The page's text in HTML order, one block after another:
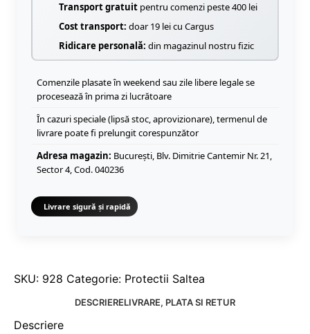
Transport gratuit pentru comenzi peste 400 lei
Cost transport: doar 19 lei cu Cargus
Ridicare personală: din magazinul nostru fizic
Comenzile plasate în weekend sau zile libere legale se
procesează în prima zi lucrătoare
În cazuri speciale (lipsă stoc, aprovizionare), termenul de
livrare poate fi prelungit corespunzător
Adresa magazin: București, Blv. Dimitrie Cantemir Nr. 21,
Sector 4, Cod. 040236
Livrare sigură și rapidă
SKU: 928 Categorie: Protectii Saltea
DESCRIERELIVRARE, PLATA SI RETUR
Descriere